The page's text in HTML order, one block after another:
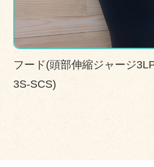
フード(頭部伸縮ジャージ
3S-SCS)